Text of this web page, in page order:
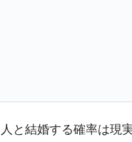
と結婚する確率は現